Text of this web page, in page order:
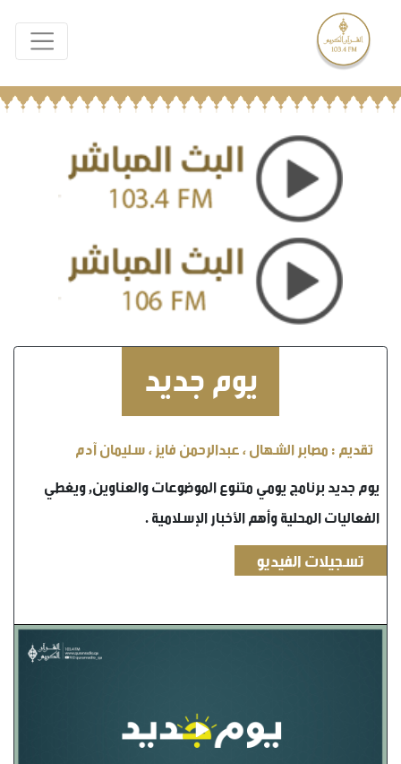
يوم جديد
تقديم : مصابر الشهال ، عبدالرحمن فايز ، سليمان آدم
يوم جديد برنامج يومي متنوع الموضوعات والعناوين, ويغطي
الفعاليات المحلية وأهم الأخبار الإسلامية .
تسجيلات الفيديو